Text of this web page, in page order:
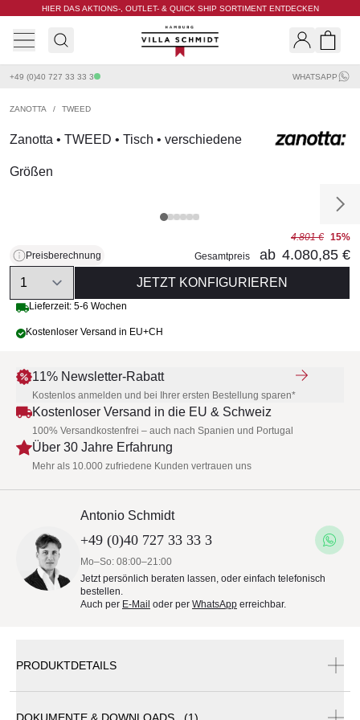
HIER DAS AKTIONS-, OUTLET- & QUICK SHIP SORTIMENT ENTDECKEN
Villa Schmidt
+49 (0)40 727 33 33 3 WHATSAPP
ZANOTTA / TWEED
Zanotta • TWEED • Tisch • verschiedene
Größen
Preisberechnung
4.801 € 15%
Gesamtpreis
ab 4.080,85 €
Quantity
JETZT KONFIGURIEREN
Lieferzeit: 5-6 Wochen
Kostenloser Versand in EU+CH
11% Newsletter-Rabatt
Kostenlos anmelden und bei Ihrer ersten Bestellung sparen*
Kostenloser Versand in die EU & Schweiz
100% Versandkostenfrei – auch nach Spanien und Portugal
Über 30 Jahre Erfahrung
Mehr als 10.000 zufriedene Kunden vertrauen uns
Antonio Schmidt
+49 (0)40 727 33 33 3
Mo–So: 08:00–21:00
Jetzt persönlich beraten lassen, oder einfach telefonisch
bestellen.
Auch per E-Mail oder per WhatsApp erreichbar.
PRODUKTDETAILS
DOKUMENTE & DOWNLOADS (1)